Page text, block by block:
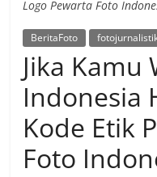
Logo Pewarta Foto
BeritaFoto
Jika Kamu
Indonesia
Kode Etik
Foto